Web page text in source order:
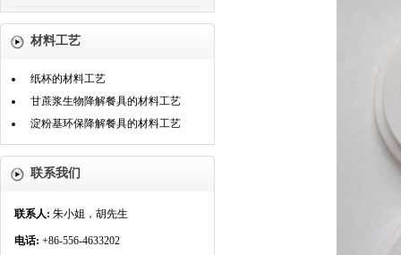
材料工艺
纸杯的材料工艺
甘蔗浆生物降解餐具的材料工艺
淀粉基环保降解餐具的材料工艺
联系我们
联系人: 朱小姐，胡先生
电话: +86-556-4633202